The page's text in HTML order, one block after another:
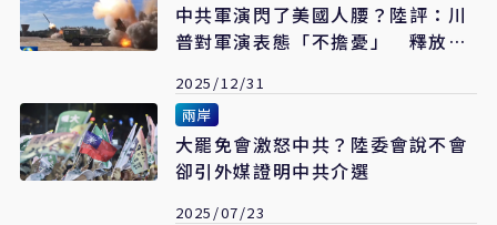
中共軍演閃了美國人腰？陸評：川
普對軍演表態「不擔憂」 釋放四
2025/12/31
兩岸
大罷免會激怒中共？陸委會說不會
卻引外媒證明中共介選
2025/07/23